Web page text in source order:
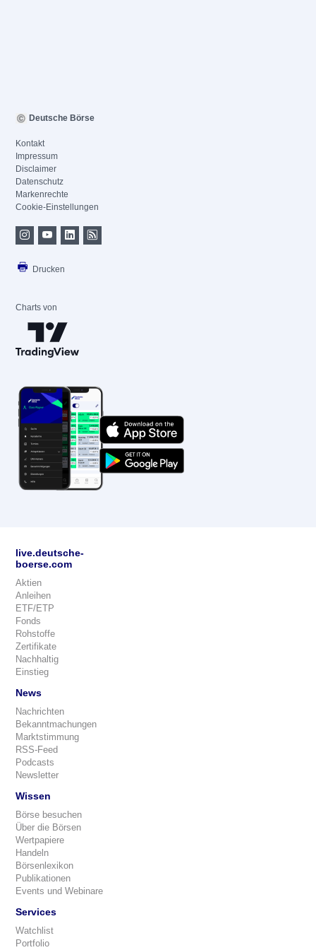
Deutsche Börse
Kontakt
Impressum
Disclaimer
Datenschutz
Markenrechte
Cookie-Einstellungen
Drucken
Charts von
live.deutsche-
boerse.com
Aktien
Anleihen
ETF/ETP
Fonds
Rohstoffe
Zertifikate
Nachhaltig
Einstieg
News
Nachrichten
Bekanntmachungen
Marktstimmung
RSS-Feed
Podcasts
Newsletter
Wissen
Börse besuchen
Über die Börsen
Wertpapiere
Handeln
Börsenlexikon
Publikationen
Events und Webinare
Services
Watchlist
Portfolio